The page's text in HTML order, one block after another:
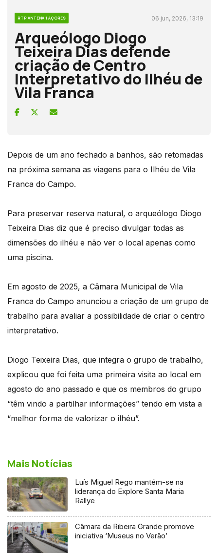
RTP ANTENA 1 AÇORES 06 jun, 2026, 13:19
Arqueólogo Diogo
Teixeira Dias defende
criação de Centro
Interpretativo do Ilhéu de
Vila Franca
Depois de um ano fechado a banhos, são retomadas
na próxima semana as viagens para o Ilhéu de Vila
Franca do Campo.
Para preservar reserva natural, o arqueólogo Diogo
Teixeira Dias diz que é preciso divulgar todas as
dimensões do ilhéu e não ver o local apenas como
uma piscina.
Em agosto de 2025, a Câmara Municipal de Vila
Franca do Campo anunciou a criação de um grupo de
trabalho para avaliar a possibilidade de criar o centro
interpretativo.
Diogo Teixeira Dias, que integra o grupo de trabalho,
explicou que foi feita uma primeira visita ao local em
agosto do ano passado e que os membros do grupo
“têm vindo a partilhar informações” tendo em vista a
“melhor forma de valorizar o ilhéu”.
Mais Notícias
Luís Miguel Rego mantém-se na
liderança do Explore Santa Maria
Rallye
Câmara da Ribeira Grande promove
iniciativa ‘Museus no Verão’